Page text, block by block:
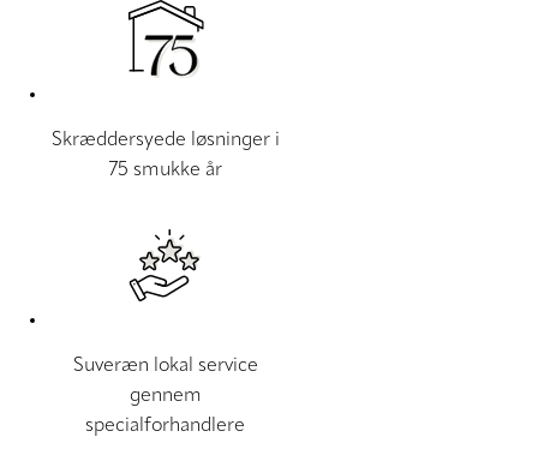
Skræddersyede løsninger i
75 smukke år
Suveræn lokal service
gennem
specialforhandlere